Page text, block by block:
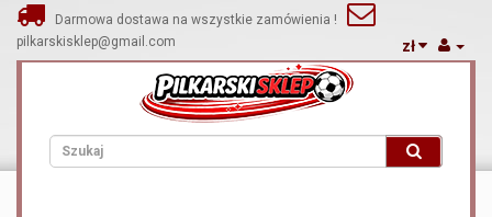
Darmowa dostawa na wszystkie zamówienia !
pilkarskisklep@gmail.com
zł